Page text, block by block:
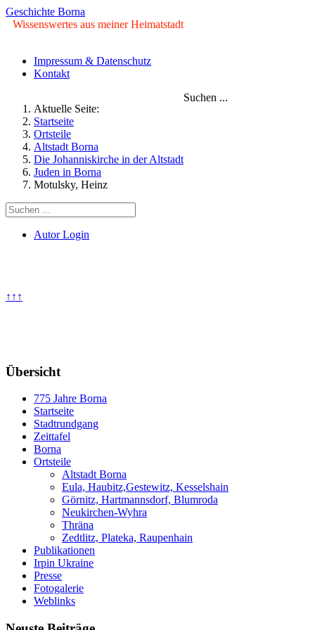
Geschichte Borna
Wissenswertes aus meiner Heimatstadt
Impressum & Datenschutz
Kontakt
Aktuelle Seite:
Startseite
Ortsteile
Altstadt Borna
Die Johanniskirche in der Altstadt
Juden in Borna
Motulsky, Heinz
Suchen ...
Autor Login
↑↑↑
Übersicht
775 Jahre Borna
Startseite
Stadtrundgang
Zeittafel
Borna
Ortsteile
Altstadt Borna
Eula, Haubitz,Gestewitz, Kesselshain
Görnitz, Hartmannsdorf, Blumroda
Neukirchen-Wyhra
Thräna
Zedtlitz, Plateka, Raupenhain
Publikationen
Irpin Ukraine
Presse
Fotogalerie
Weblinks